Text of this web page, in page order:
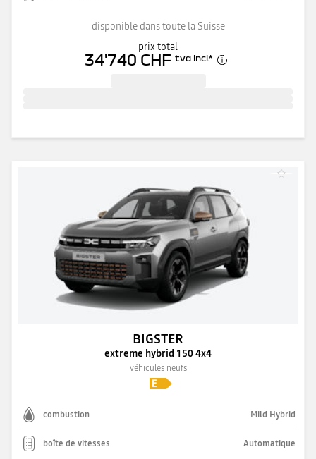
disponible dans toute la Suisse
prix total
34'740 CHF tva incl.*
BIGSTER
extreme hybrid 150 4x4
véhicules neufs
combustion Mild Hybrid
boîte de vitesses Automatique